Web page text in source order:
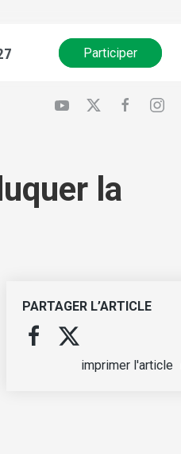
Participer
la
PARTAGER L’ARTICLE
imprimer l'article